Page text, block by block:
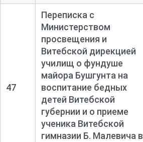
47
Переписка с
Министерством
просвещения и
Витебской дирекцией
училищ о фундуше
майора Бушгунта на
воспитание бедных
детей Витебской
губернии и о приеме
ученика Витебской
гимназии Б. Малевича в